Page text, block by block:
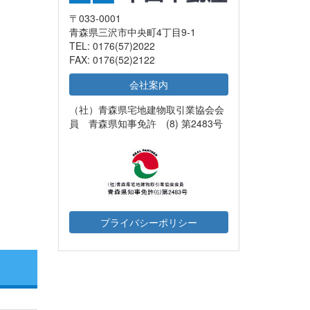
〒033-0001
青森県三沢市中央町4丁目9-1
TEL: 0176(57)2022
FAX: 0176(52)2122
会社案内
（社）青森県宅地建物取引業協会会
員 青森県知事免許 (8) 第2483号
プライバシーポリシー